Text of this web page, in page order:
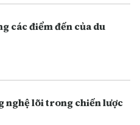
các điểm đến của du
nghệ lõi trong chiến lược